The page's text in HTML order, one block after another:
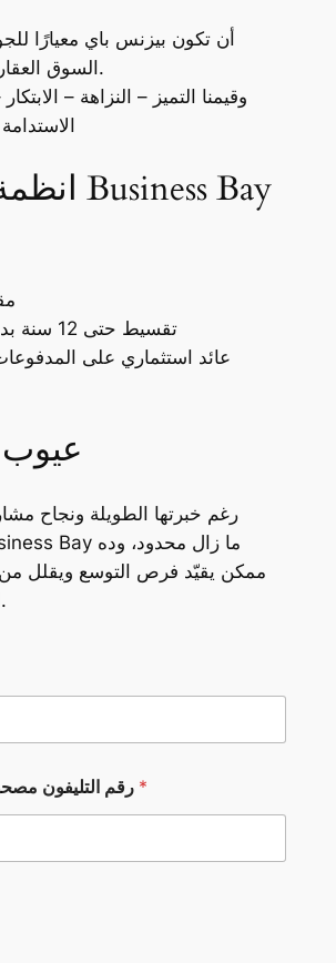
أن تكون بيزنس باي معيارًا
السوق العقاري محليًا ودوليًا.
وقيمنا التميز – النزاهة –
انظمة السداد Business Bay
تقسيط حتى 12 سنة بدون فوائد
رغم خبرتها الطويلة ونجاح
ممكن يقيّد فرص التوسع ويقلل من
المتاحة للعملاء.
رقم التليفون مصحوباً بكود الدولة؟ *